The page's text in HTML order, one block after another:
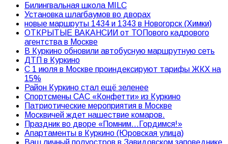
Билингвальная школа MILC
Установка шлагбаумов во дворах
новые маршруты 1434 и 1343 в Новогорск (Химки)
ОТКРЫТЫЕ ВАКАНСИИ от ТОПового кадрового
агентства в Москве
В Куркино обновили автобусную маршрутную сеть
ДТП в Куркино
С 1 июля в Москве проиндексируют тарифы ЖКХ на
15%
Район Куркино стал ещё зеленее
Спортсмены САС «Конфетти» из Куркино
Патриотические мероприятия в Москве
Москвичей ждет нашествие комаров.
Праздник во дворе «Помним…Гордимся!»
Апартаменты в Куркино (Юровская улица)
Ваш личный полуостров в Завидовском заповеднике